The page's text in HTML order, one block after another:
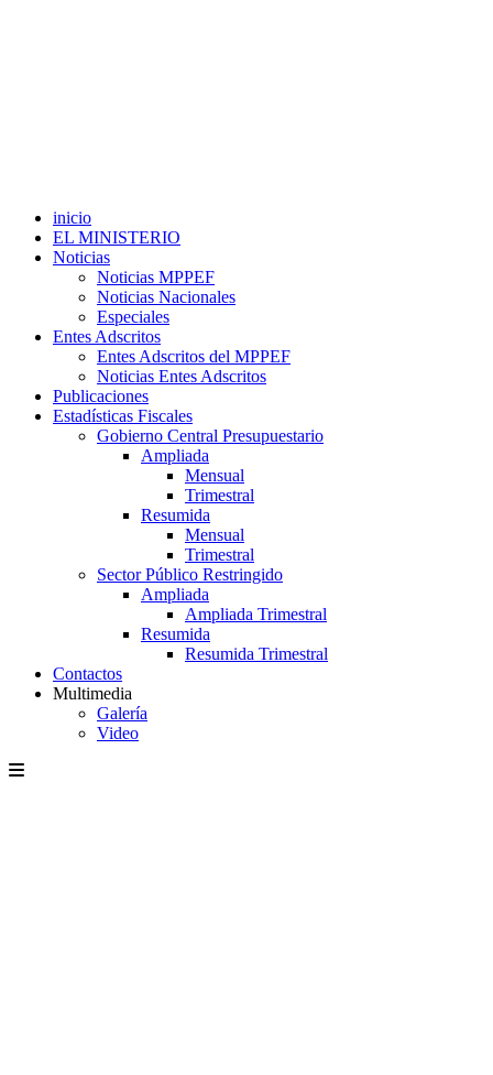
inicio
EL MINISTERIO
Noticias
Noticias MPPEF
Noticias Nacionales
Especiales
Entes Adscritos
Entes Adscritos del MPPEF
Noticias Entes Adscritos
Publicaciones
Estadísticas Fiscales
Gobierno Central Presupuestario
Ampliada
Mensual
Trimestral
Resumida
Mensual
Trimestral
Sector Público Restringido
Ampliada
Ampliada Trimestral
Resumida
Resumida Trimestral
Contactos
Multimedia
Galería
Video